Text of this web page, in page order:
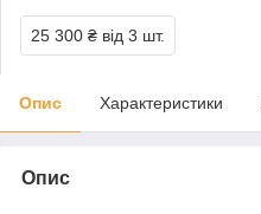
25 300 ₴ від 3 шт.
Опис Характеристики
Опис